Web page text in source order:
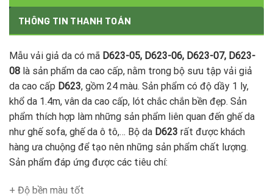
THÔNG TIN THANH TOÁN
Mẫu vải giả da có mã D623-05, D623-06, D623-07, D623-
08 là sản phẩm da cao cấp, nằm trong bộ sưu tập vải giả
da cao cấp D623, gồm 24 màu. Sản phẩm có độ dầy 1 ly,
khổ da 1.4m, vân da cao cấp, lót chắc chắn bền đẹp. Sản
phẩm thích hợp làm những sản phẩm liên quan đến ghế da
như ghế sofa, ghế da ô tô,… Bộ da D623 rất được khách
hàng ưa chuộng để tạo nên những sản phẩm chất lượng.
Sản phẩm đáp ứng được các tiêu chí:
+ Độ bền màu tốt